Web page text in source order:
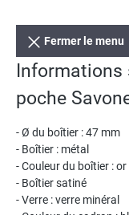
Fermer le menu
Informations
poche
- Ø du boîtier : 47 mm
- Boîtier : métal
- Couleur du boîtier : or
- Boîtier satiné
- Verre : verre minéral